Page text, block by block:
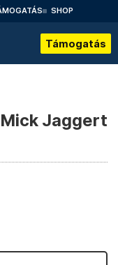
SHOP
Támogatás
Jaggert